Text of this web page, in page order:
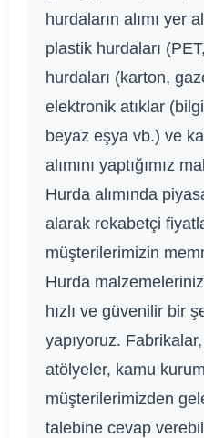
hurdaların alımı yer
plastik hurdaları
hurdaları (karton,
elektronik atıklar
beyaz eşya vb.) ve
alımını yaptığımız
Hurda alımında
alarak rekabetçi
müşterilerimizin
Hurda
hızlı ve güvenilir bir
yapıyoruz.
atölyeler, kamu
müşterilerimizden
talebine cevap